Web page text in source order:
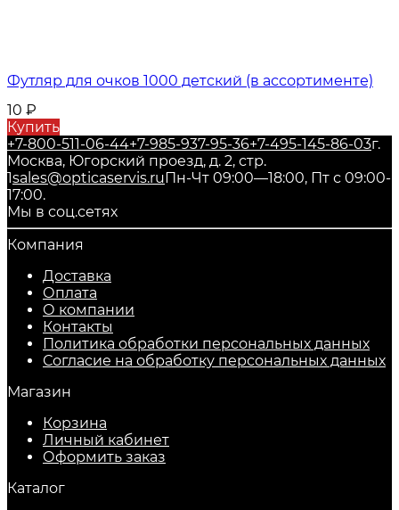
Футляр для очков 1000 детский (в ассортименте)
10 ₽
Купить
+7-800-511-06-44+7-985-937-95-36+7-495-145-86-03г.
Москва, Югорский проезд, д. 2, стр.
1sales@opticaservis.ruПн-Чт 09:00—18:00, Пт с 09:00-
17:00.
Мы в соц.сетях
Компания
Доставка
Оплата
О компании
Контакты
Политика обработки персональных данных
Согласие на обработку персональных данных
Магазин
Корзина
Личный кабинет
Оформить заказ
Каталог